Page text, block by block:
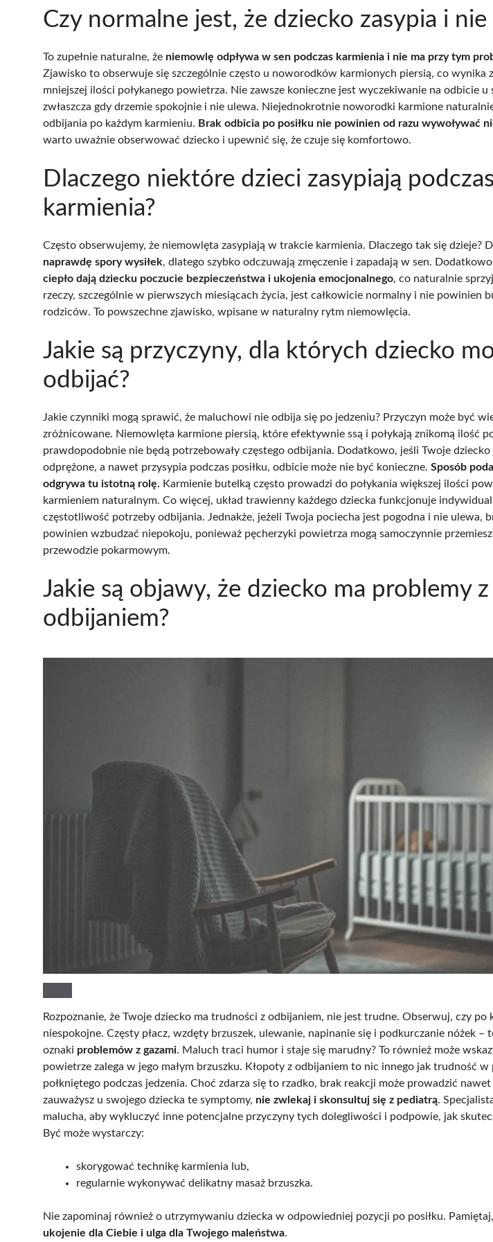
Czy normalne jest, że dziecko zasypia i nie
To zupełnie naturalne, że niemowlę odpływa w sen podczas karmienia i nie ma przy tym
Zjawisko to obserwuje się szczególnie często u noworodków karmionych piersią, co wynika
mniejszej ilości połykanego powietrza. Nie zawsze konieczne jest wyczekiwanie na odbicie u
zwłaszcza gdy drzemie spokojnie i nie ulewa. Niejednokrotnie noworodki karmione
odbijania po każdym karmieniu. Brak odbicia po posiłku nie powinien od razu wywoływać
warto uważnie obserwować dziecko i upewnić się, że czuje się komfortowo.
Dlaczego niektóre dzieci zasypiają podczas
karmienia?
Często obserwujemy, że niemowlęta zasypiają w trakcie karmienia. Dlaczego tak się dzieje?
naprawdę spory wysiłek, dlatego szybko odczuwają zmęczenie i zapadają w sen.
ciepło dają dziecku poczucie bezpieczeństwa i ukojenia emocjonalnego, co naturalnie
rzeczy, szczególnie w pierwszych miesiącach życia, jest całkowicie normalny i nie powinien
rodziców. To powszechne zjawisko, wpisane w naturalny rytm niemowlęcia.
Jakie są przyczyny, dla których dziecko
odbijać?
Jakie czynniki mogą sprawić, że maluchowi nie odbija się po jedzeniu? Przyczyn może być
zróżnicowane. Niemowlęta karmione piersią, które efektywnie ssą i połykają znikomą ilość
prawdopodobnie nie będą potrzebowały częstego odbijania. Dodatkowo, jeśli Twoje dziecko
odprężone, a nawet przysypia podczas posiłku, odbicie może nie być konieczne. Sposób
odgrywa tu istotną rolę. Karmienie butelką często prowadzi do połykania większej ilości
karmieniem naturalnym. Co więcej, układ trawienny każdego dziecka funkcjonuje
częstotliwość potrzeby odbijania. Jednakże, jeżeli Twoja pociecha jest pogodna i nie ulewa,
powinien wzbudzać niepokoju, ponieważ pęcherzyki powietrza mogą samoczynnie
przewodzie pokarmowym.
Jakie są objawy, że dziecko ma problemy z
odbijaniem?
Rozpoznanie, że Twoje dziecko ma trudności z odbijaniem, nie jest trudne. Obserwuj, czy po
niespokojne. Częsty płacz, wzdęty brzuszek, ulewanie, napinanie się i podkurczanie nóżek –
oznaki problemów z gazami. Maluch traci humor i staje się marudny? To również może
powietrze zalega w jego małym brzuszku. Kłopoty z odbijaniem to nic innego jak trudność
połkniętego podczas jedzenia. Choć zdarza się to rzadko, brak reakcji może prowadzić
zauważysz u swojego dziecka te symptomy, nie zwlekaj i skonsultuj się z pediatrą.
malucha, aby wykluczyć inne potencjalne przyczyny tych dolegliwości i podpowie, jak
Być może wystarczy:
skorygować technikę karmienia lub,
regularnie wykonywać delikatny masaż brzuszka.
Nie zapominaj również o utrzymywaniu dziecka w odpowiedniej pozycji po posiłku. Pamiętaj,
ukojenie dla Ciebie i ulga dla Twojego maleństwa.